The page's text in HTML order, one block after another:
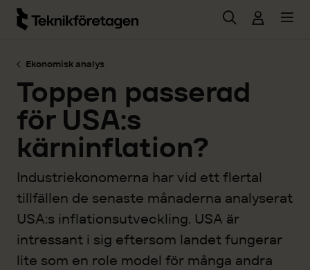
Hoppa till huvudinnehåll
Ekonomisk analys
Toppen passerad
för USA:s
kärninflation?
Industriekonomerna har vid ett flertal
tillfällen de senaste månaderna analyserat
USA:s inflationsutveckling. USA är
intressant i sig eftersom landet fungerar
lite som en role model för många andra